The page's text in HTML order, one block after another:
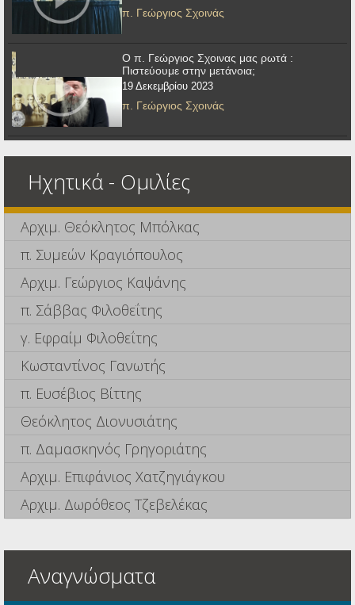
π. Γεώργιος Σχοινάς
Ο π. Γεώργιος Σχοινας μας ρωτά :
Πιστεύουμε στην μετάνοια;
19 Δεκεμβρίου 2023
π. Γεώργιος Σχοινάς
Ηχητικά - Ομιλίες
Αρχιμ. Θεόκλητος Μπόλκας
π. Συμεών Κραγιόπουλος
Αρχιμ. Γεώργιος Καψάνης
π. Σάββας Φιλοθεΐτης
γ. Εφραίμ Φιλοθεΐτης
Κωσταντίνος Γανωτής
π. Ευσέβιος Βίττης
Θεόκλητος Διονυσιάτης
π. Δαμασκηνός Γρηγοριάτης
Αρχιμ. Επιφάνιος Χατζηγιάγκου
Αρχιμ. Δωρόθεος Τζεβελέκας
Αναγνώσματα